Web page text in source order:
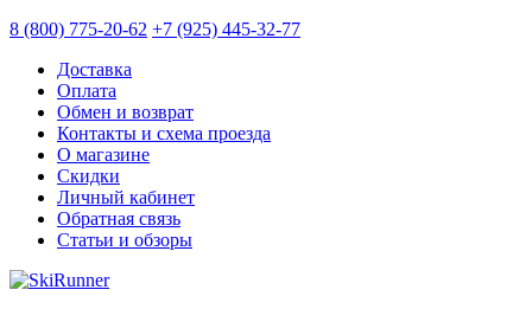
8 (800) 775-20-62 +7 (925) 445-32-77
Доставка
Оплата
Обмен и возврат
Контакты и схема проезда
О магазине
Скидки
Личный кабинет
Обратная связь
Статьи и обзоры